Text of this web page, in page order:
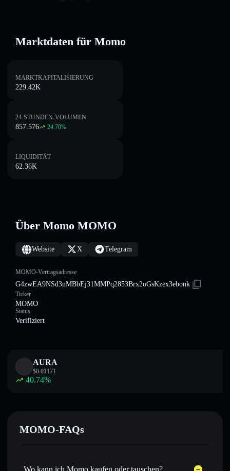
Marktdaten für Momo
MARKTKAPITALISIERUNG
229.42K
24-STUNDEN-VOLUMEN
857.576 24.70%
LIQUIDITÄT
62.36K
Über Momo MOMO
Website X Telegram
MOMO-Vertragsadresse
G4zwEA9NSd3nMBbEj31MMPq2853Brx2oGsKzex3ebonk
Ticker
MOMO
Status
Verifiziert
AURA
$0.01171
40.74%
MOMO-FAQs
Wo kann ich Momo kaufen oder tauschen?